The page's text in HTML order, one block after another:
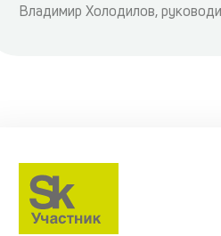
Владимир Холодилов,